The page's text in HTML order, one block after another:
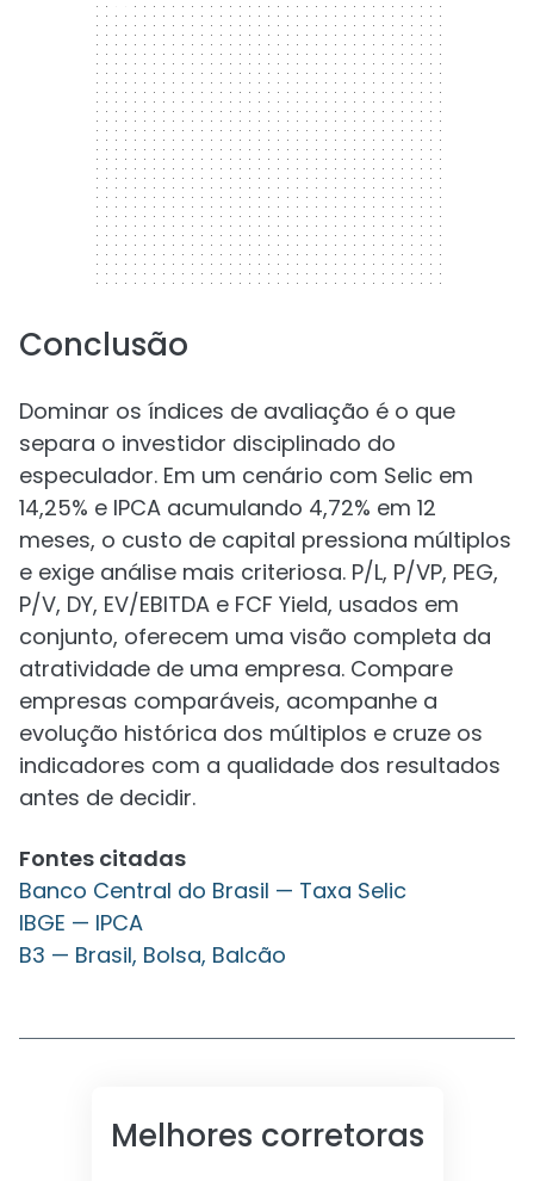
Conclusão
Dominar os índices de avaliação é o que
separa o investidor disciplinado do
especulador. Em um cenário com Selic em
14,25% e IPCA acumulando 4,72% em 12
meses, o custo de capital pressiona múltiplos
e exige análise mais criteriosa. P/L, P/VP, PEG,
P/V, DY, EV/EBITDA e FCF Yield, usados em
conjunto, oferecem uma visão completa da
atratividade de uma empresa. Compare
empresas comparáveis, acompanhe a
evolução histórica dos múltiplos e cruze os
indicadores com a qualidade dos resultados
antes de decidir.
Fontes citadas
Banco Central do Brasil — Taxa Selic
IBGE — IPCA
B3 — Brasil, Bolsa, Balcão
Melhores corretoras